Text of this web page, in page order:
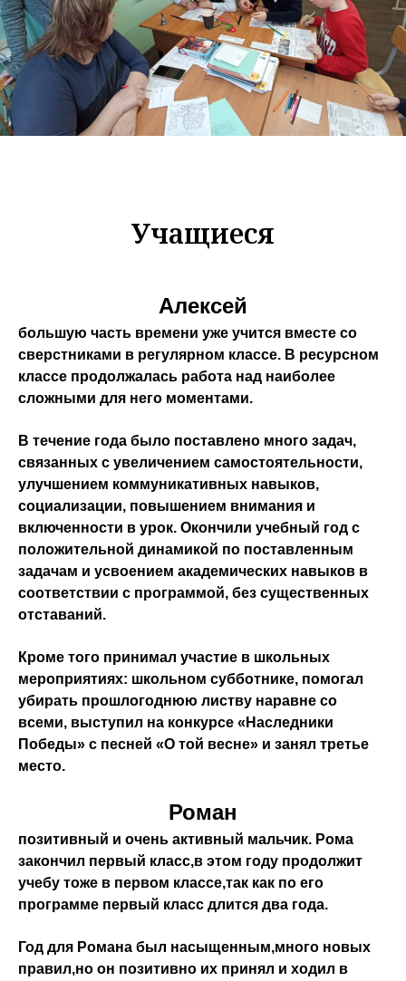
Учащиеся
Алексей
большую часть времени уже учится вместе со
сверстниками в регулярном классе. В ресурсном
классе продолжалась работа над наиболее
сложными для него моментами.
В течение года было поставлено много задач,
связанных с увеличением самостоятельности,
улучшением коммуникативных навыков,
социализации, повышением внимания и
включенности в урок. Окончили учебный год с
положительной динамикой по поставленным
задачам и усвоением академических навыков в
соответствии с программой, без существенных
отставаний.
Кроме того принимал участие в школьных
мероприятиях: школьном субботнике, помогал
убирать прошлогоднюю листву наравне со
всеми, выступил на конкурсе «Наследники
Победы» с песней «О той весне» и занял третье
место.
Роман
позитивный и очень активный мальчик. Рома
закончил первый класс,в этом году продолжит
учебу тоже в первом классе,так как по его
программе первый класс длится два года.
Год для Романа был насыщенным,много новых
правил,но он позитивно их принял и ходил в